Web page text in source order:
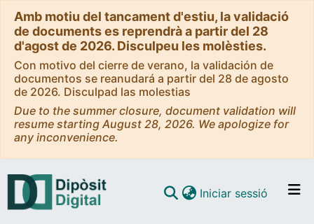
Amb motiu del tancament d'estiu, la validació
de documents es reprendrà a partir del 28
d'agost de 2026. Disculpeu les molèsties.
Con motivo del cierre de verano, la validación de
documentos se reanudará a partir del 28 de agosto
de 2026. Disculpad las molestias
Due to the summer closure, document validation will
resume starting August 28, 2026. We apologize for
any inconvenience.
Iniciar sessió (current)